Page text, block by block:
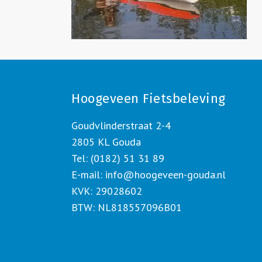
Hoogeveen Fietsbeleving
Goudvlinderstraat 2-4
2805 KL Gouda
Tel: (0182) 51 31 89
E-mail: info@hoogeveen-gouda.nl
KVK: 29028602
BTW: NL818557096B01